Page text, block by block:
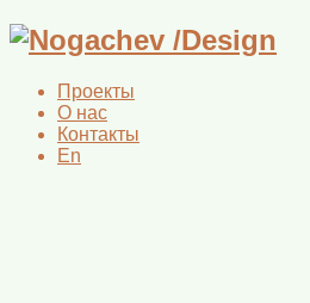
Проекты
О нас
Контакты
En